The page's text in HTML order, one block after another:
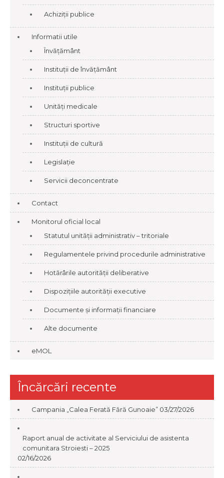
Achiziții publice
Informatii utile
Învățământ
Instituții de învățământ
Instituții publice
Unități medicale
Structuri sportive
Instituții de cultură
Legislație
Servicii deconcentrate
Contact
Monitorul oficial local
Statutul unității administrativ – tritoriale
Regulamentele privind procedurile administrative
Hotărârile autorității deliberative
Dispozițiile autorității executive
Documente și informații financiare
Alte documente
eMOL
Încărcări recente
Campania „Calea Ferată Fără Gunoaie” 03/27/2026
Raport anual de activitate al Serviciului de asistenta
comunitara Stroiesti – 2025
02/16/2026